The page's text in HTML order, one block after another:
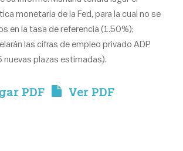
monetaria de la Fed, para la cual no se
en la tasa de referencia (1.50%);
las cifras de empleo privado ADP
nuevas plazas estimadas).
PDF Ver PDF